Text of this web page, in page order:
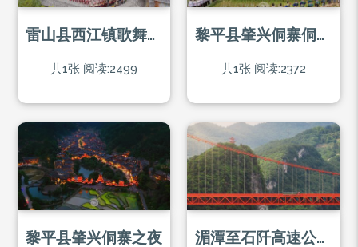
雷山县西江镇歌舞表演现场
共1张 阅读:2499
黎平县肇兴侗寨侗族大歌现场
共1张 阅读:2372
黎平县肇兴侗寨之夜 湄潭至石阡高速公路河闪渡乌江大桥